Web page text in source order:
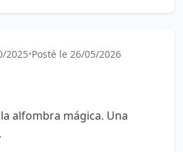
2025•Posté le 26/05/2026
alfombra mágica. Una